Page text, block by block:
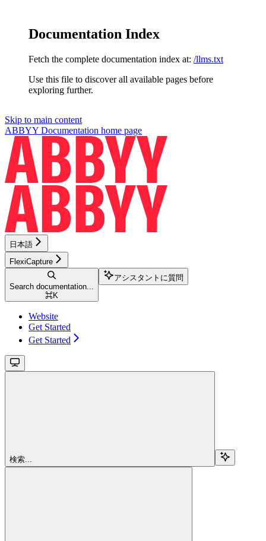
Documentation Index
Fetch the complete documentation index at: /llms.txt
Use this file to discover all available pages before
exploring further.
Skip to main content
ABBYY Documentation home page
日本語
FlexiCapture
Search documentation...
⌘K
アシスタントに質問
Website
Get Started
Get Started
検索...